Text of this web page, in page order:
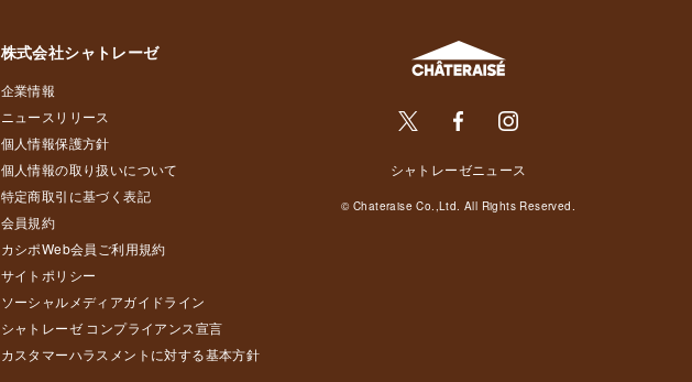
株式会社シャトレーゼ
企業情報
ニュースリリース
個人情報保護方針
個人情報の取り扱いについて
特定商取引に基づく表記
会員規約
カシポWeb会員ご利用規約
サイトポリシー
ソーシャルメディアガイドライン
シャトレーゼ コンプライアンス宣言
カスタマーハラスメントに対する基本方針
シャトレーゼニュース
© Chateraise Co.,Ltd. All Rights Reserved.